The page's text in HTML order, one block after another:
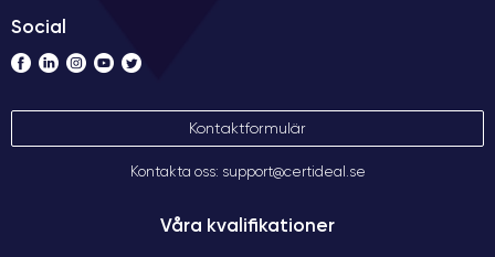
Social
Kontaktformulär
Kontakta oss: support@certideal.se
Våra kvalifikationer